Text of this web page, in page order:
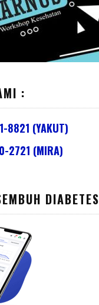
:
8821 (YAKUT)
2721 (MIRA)
DIABETES